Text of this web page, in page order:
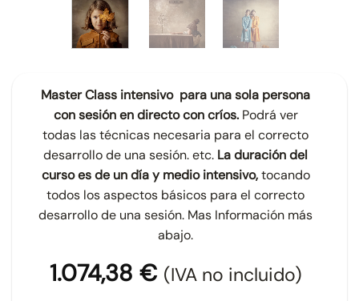
Master Class intensivo para una sola persona
con sesión en directo con críos. Podrá ver
todas las técnicas necesaria para el correcto
desarrollo de una sesión. etc. La duración del
curso es de un día y medio intensivo,tocando
todos los aspectos básicos para el correcto
desarrollo de una sesión. Mas Información más
abajo.
1.074,38 € (IVA no incluido)